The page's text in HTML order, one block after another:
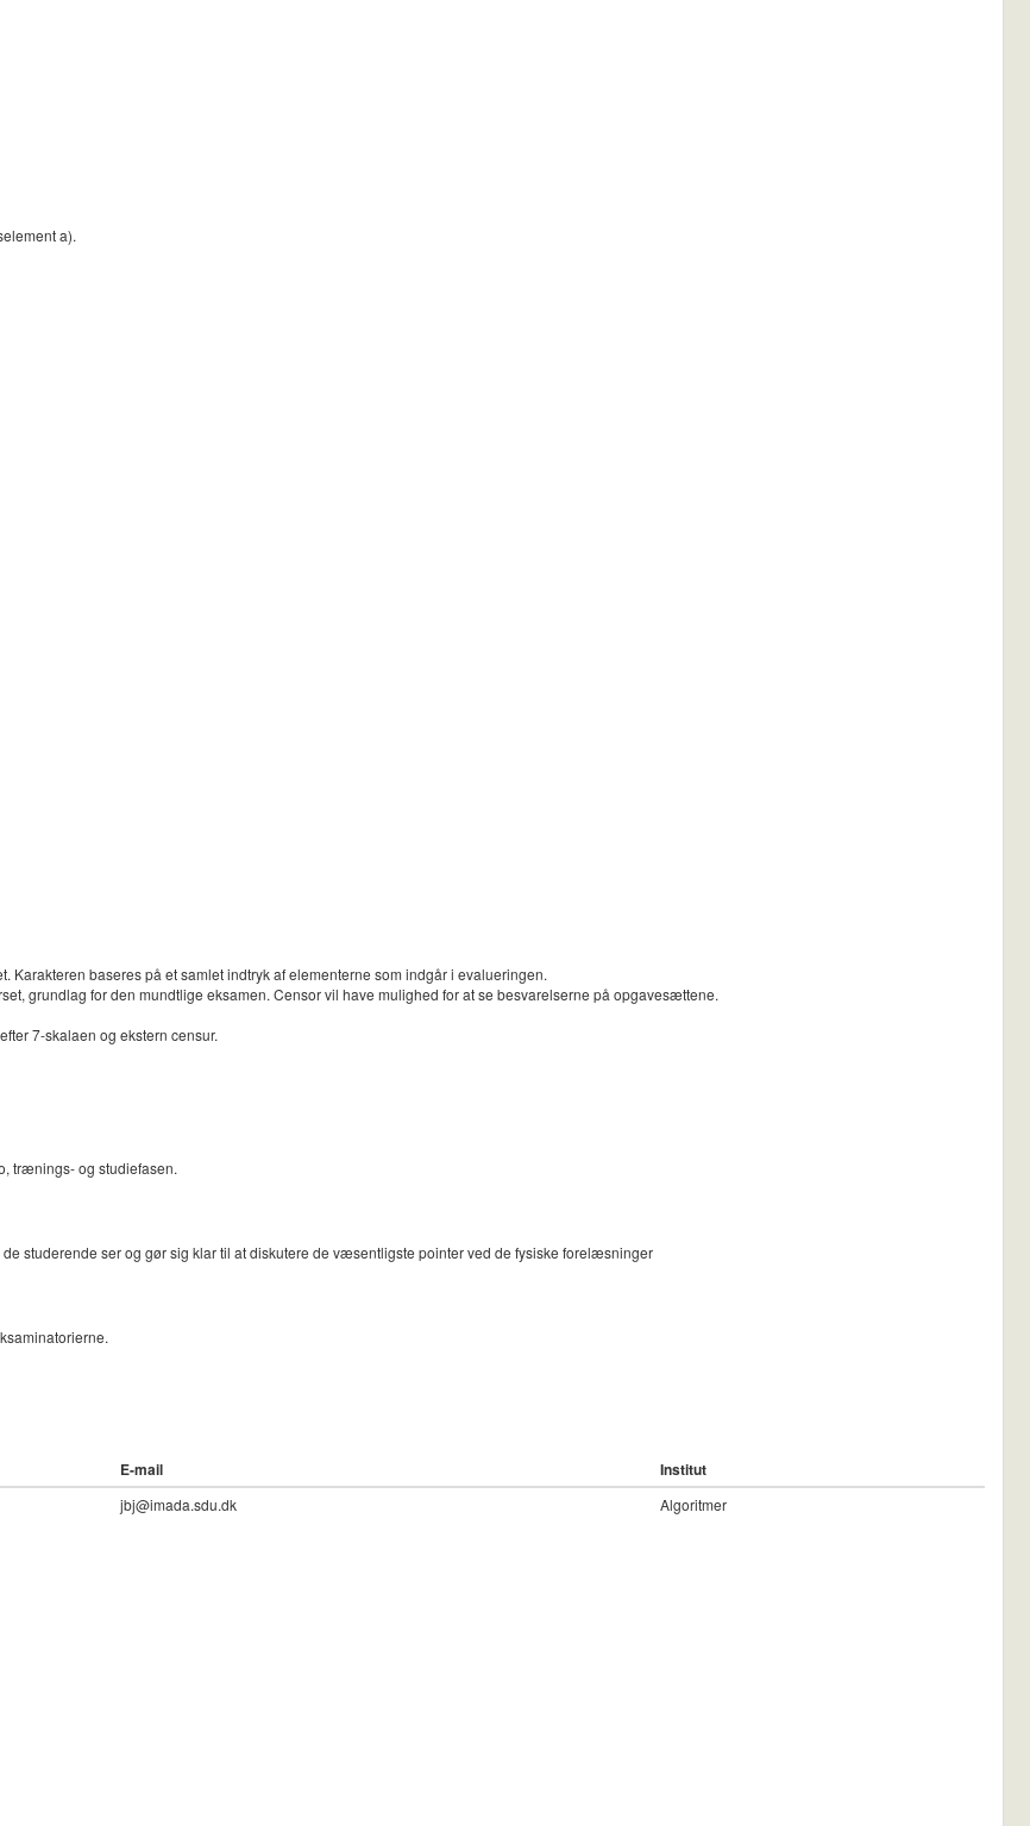
a).
Karakteren baseres på et samlet indtryk af elementerne som indgår i evalueringen.
grundlag for den mundtlige eksamen. Censor vil have mulighed for at se besvarelserne på opgavesættene.
7-skalaen og ekstern censur.
trænings- og studiefasen.
studerende ser og gør sig klar til at diskutere de væsentligste pointer ved de fysiske forelæsninger
E-mail Institut
jbj@imada.sdu.dk Algoritmer